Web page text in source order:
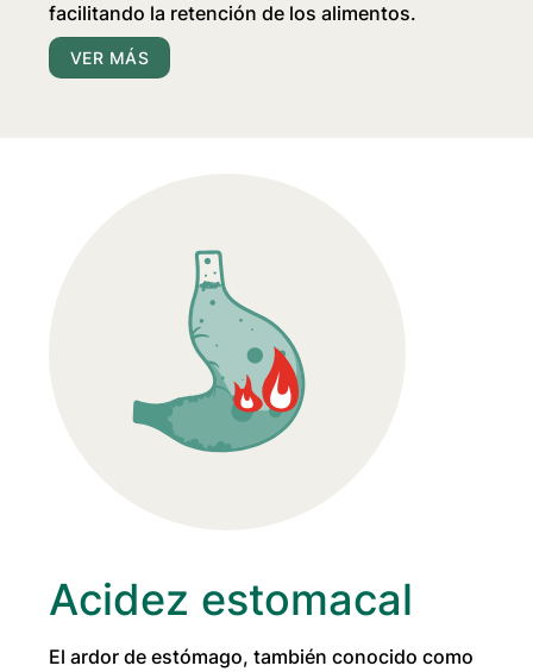
facilitando la retención de los alimentos.
VER MÁS
Acidez estomacal
El ardor de estómago, también conocido como